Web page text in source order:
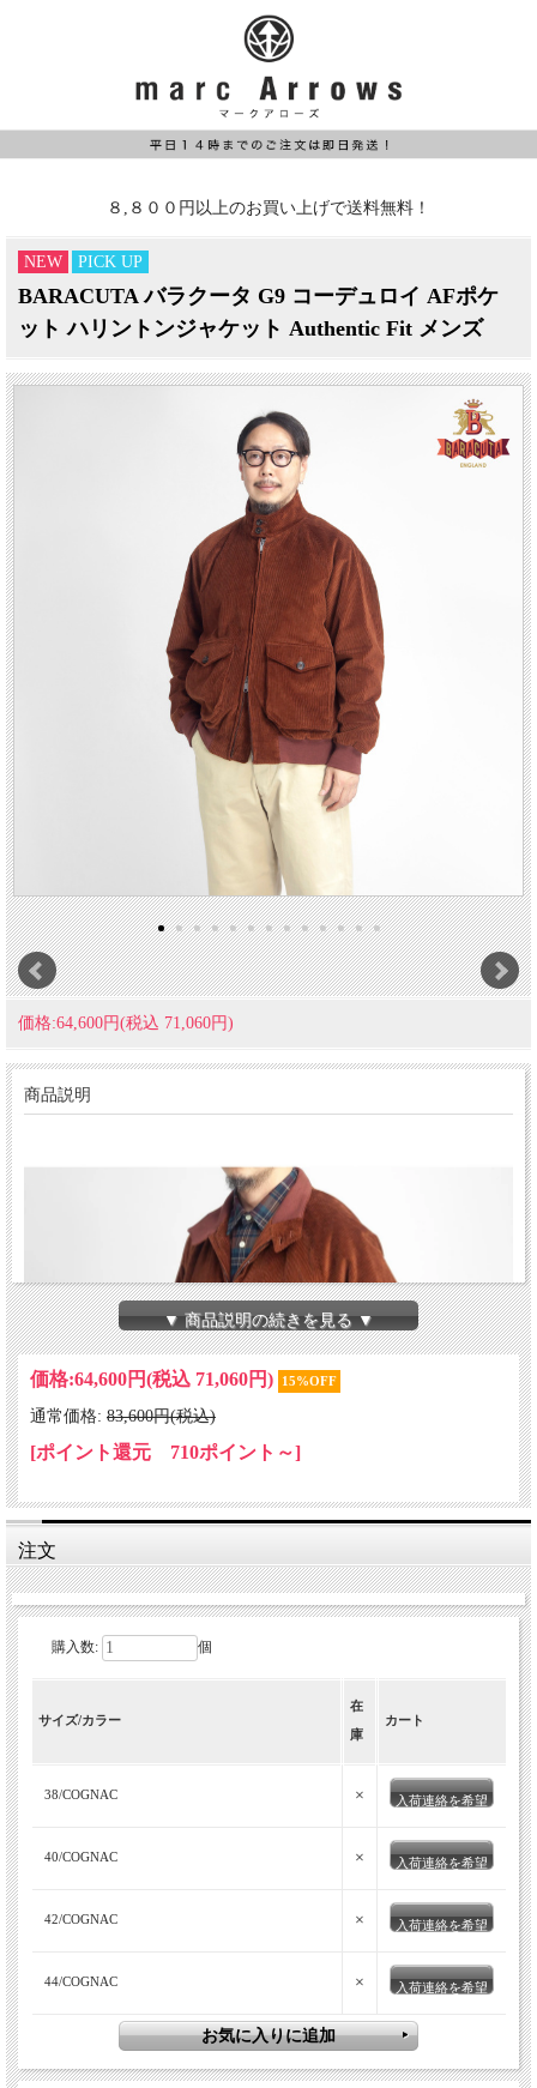
８,８００円以上のお買い上げで送料無料！
NEW PICK UP
BARACUTA バラクータ G9 コーデュロイ AFポケ
ット ハリントンジャケット Authentic Fit メンズ
価格:64,600円(税込 71,060円)
商品説明
▼ 商品説明の続きを見る ▼
価格:64,600円(税込 71,060円) 15%OFF
通常価格: 83,600円(税込)
[ポイント還元 710ポイント～]
注文
購入数: 個
サイズ/カラー
在
庫
カート
38/COGNAC × 入荷連絡を希望
40/COGNAC × 入荷連絡を希望
42/COGNAC × 入荷連絡を希望
44/COGNAC × 入荷連絡を希望